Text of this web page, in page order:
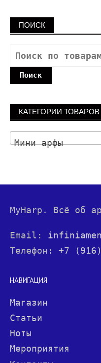
ПОИСК
Поиск
КАТЕГОРИИ ТОВАРОВ
Мини арфы
MyHarp. Всё об
Email:
Телефон: +7
НАВИГАЦИЯ
Магазин
Статьи
Ноты
Мероприятия